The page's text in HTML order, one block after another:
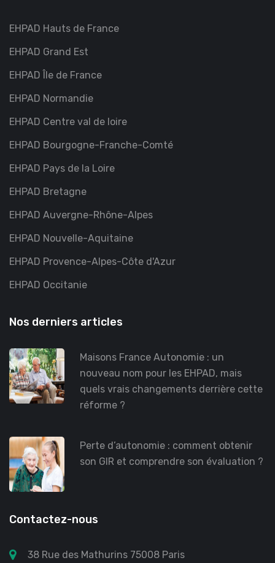
EHPAD Hauts de France
EHPAD Grand Est
EHPAD Île de France
EHPAD Normandie
EHPAD Centre val de loire
EHPAD Bourgogne-Franche-Comté
EHPAD Pays de la Loire
EHPAD Bretagne
EHPAD Auvergne-Rhône-Alpes
EHPAD Nouvelle-Aquitaine
EHPAD Provence-Alpes-Côte d'Azur
EHPAD Occitanie
Nos derniers articles
Maisons France Autonomie : un
nouveau nom pour les EHPAD, mais
quels vrais changements derrière cette
réforme ?
Perte d’autonomie : comment obtenir
son GIR et comprendre son évaluation ?
Contactez-nous
38 Rue des Mathurins 75008 Paris